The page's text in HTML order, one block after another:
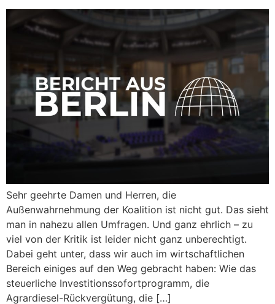
Sehr geehrte Damen und Herren, die
Außenwahrnehmung der Koalition ist nicht gut. Das sieht
man in nahezu allen Umfragen. Und ganz ehrlich – zu
viel von der Kritik ist leider nicht ganz unberechtigt.
Dabei geht unter, dass wir auch im wirtschaftlichen
Bereich einiges auf den Weg gebracht haben: Wie das
steuerliche Investitionssofortprogramm, die
Agrardiesel-Rückvergütung, die […]